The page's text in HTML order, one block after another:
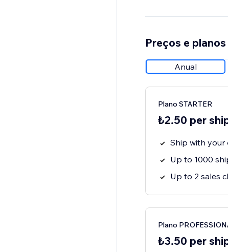
Preços e planos
Anual
Plano STARTER
₺2.50 per
Ship with
Up to 1000
Up to 2 sales
Plano
₺3.50 per